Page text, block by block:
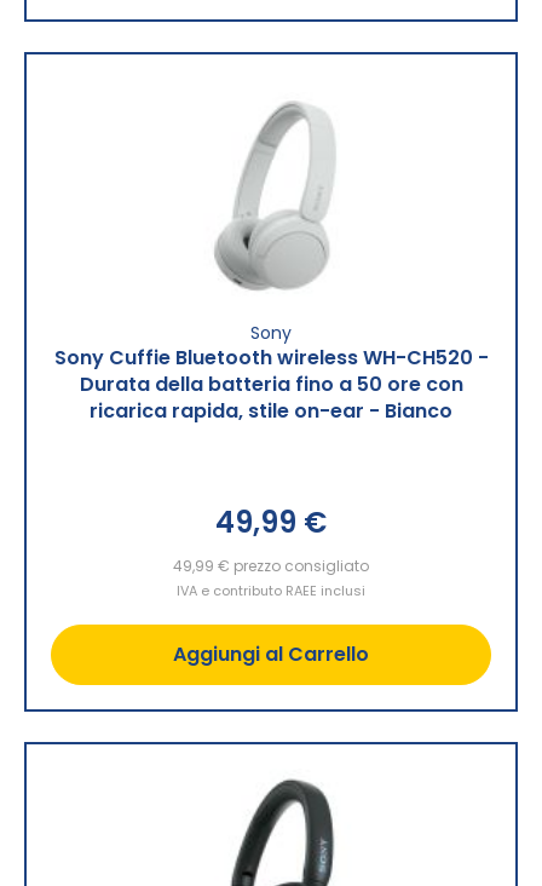
Sony
Sony Cuffie Bluetooth wireless WH-CH520 -
Durata della batteria fino a 50 ore con
ricarica rapida, stile on-ear - Bianco
49,99 €
49,99 € prezzo consigliato
IVA e contributo RAEE inclusi
Aggiungi al Carrello